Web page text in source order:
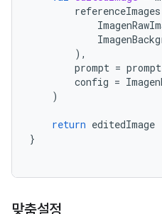
referenceImages
),
prompt = prompt
config =
)
return editedImage
}
맞춤설정